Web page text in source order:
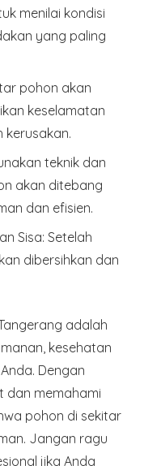
menilai kondisi
yang paling
pohon akan
keselamatan
kerusakan.
teknik dan
akan ditebang
dan efisien.
Sisa: Setelah
dibersihkan dan
adalah
kesehatan
Dengan
dan memahami
pohon di sekitar
Jangan ragu
jika Anda